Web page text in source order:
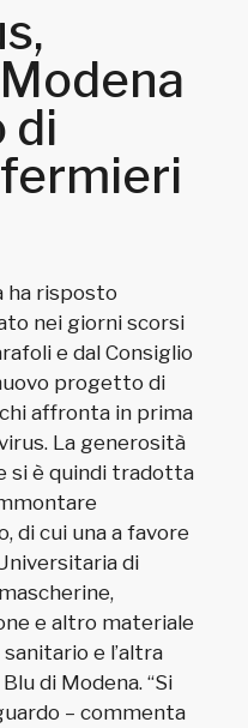
di
ha risposto
nei giorni scorsi
e dal Consiglio
progetto di
affronta in prima
La generosità
si è quindi tradotta
di cui una a favore
di
e altro materiale
e l’altra
di Modena. “Si
– commenta